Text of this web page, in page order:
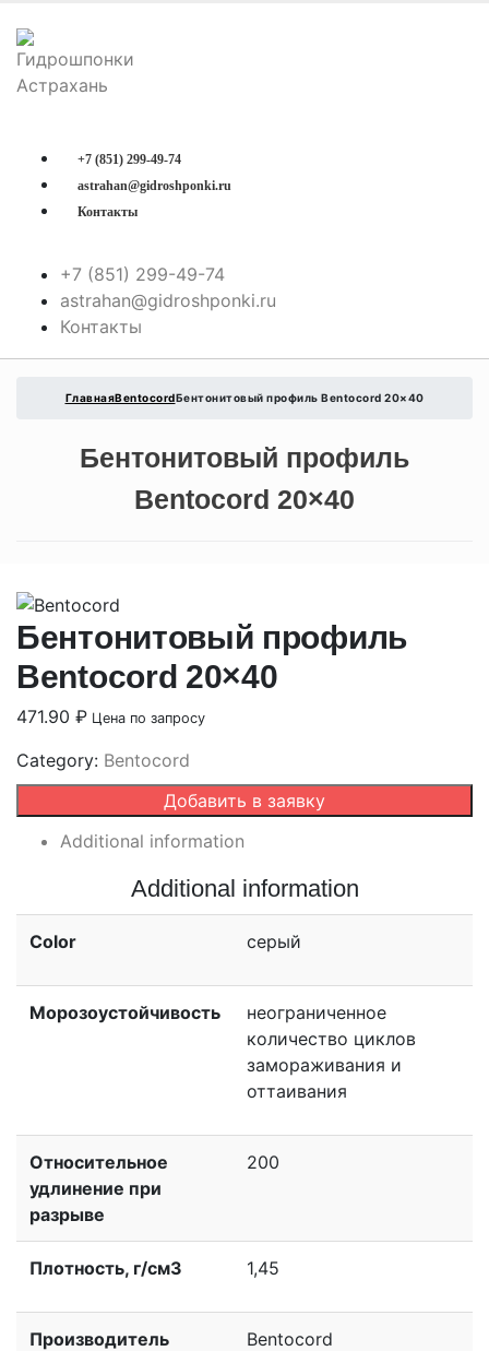
+7 (851) 299-49-74
astrahan@gidroshponki.ru
Контакты
+7 (851) 299-49-74
astrahan@gidroshponki.ru
Контакты
ГлавнаяBentocordБентонитовый профиль Bentocord 20×40
Бентонитовый профиль
Bentocord 20×40
Бентонитовый профиль
Bentocord 20×40
471.90 ₽ Цена по запросу
Category: Bentocord
Добавить в заявку
Additional information
Additional information
Color серый
Морозоустойчивость
неограниченное
количество циклов
замораживания и
оттаивания
Относительное
удлинение при
разрыве
200
Плотность, г/см3 1,45
Производитель Bentocord